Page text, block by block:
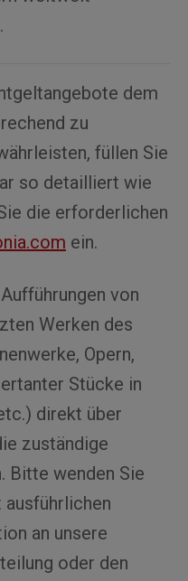
dem
zu
füllen Sie
so detailliert wie
die erforderlichen
ein.
von
Werken des
Opern,
Stücke in
direkt über
zuständige
Bitte wenden Sie
an unsere
oder den